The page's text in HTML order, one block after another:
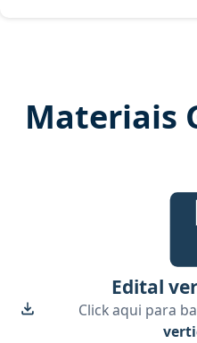
Materiais
Edital
Click aqui para